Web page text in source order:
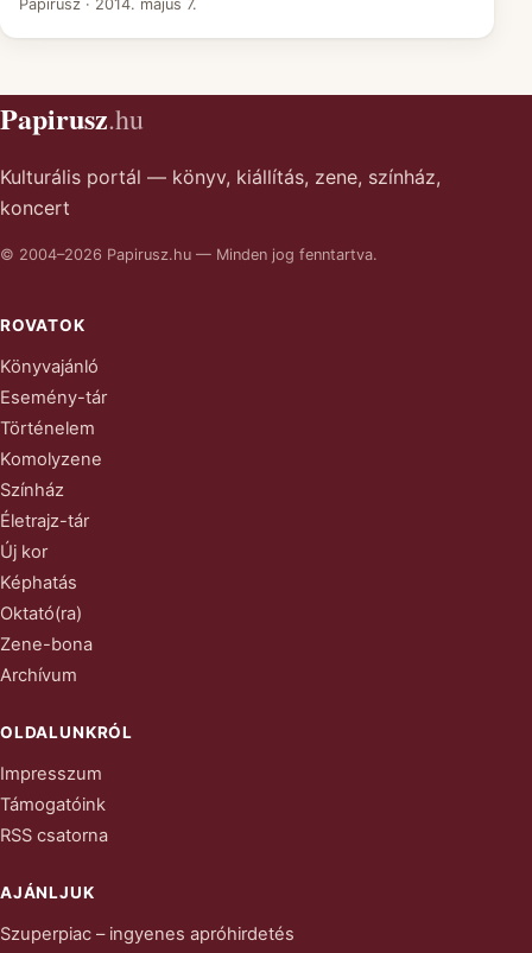
Papirusz · 2014. május 7.
Papirusz.hu
Kulturális portál — könyv, kiállítás, zene, színház,
koncert
© 2004–2026 Papirusz.hu — Minden jog fenntartva.
ROVATOK
Könyvajánló
Esemény-tár
Történelem
Komolyzene
Színház
Életrajz-tár
Új kor
Képhatás
Oktató(ra)
Zene-bona
Archívum
OLDALUNKRÓL
Impresszum
Támogatóink
RSS csatorna
AJÁNLJUK
Szuperpiac – ingyenes apróhirdetés